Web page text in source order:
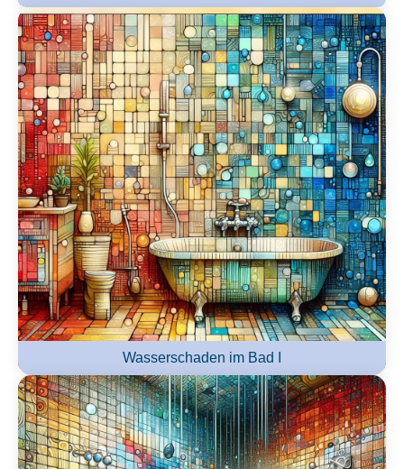
Wasserschaden im Bad I